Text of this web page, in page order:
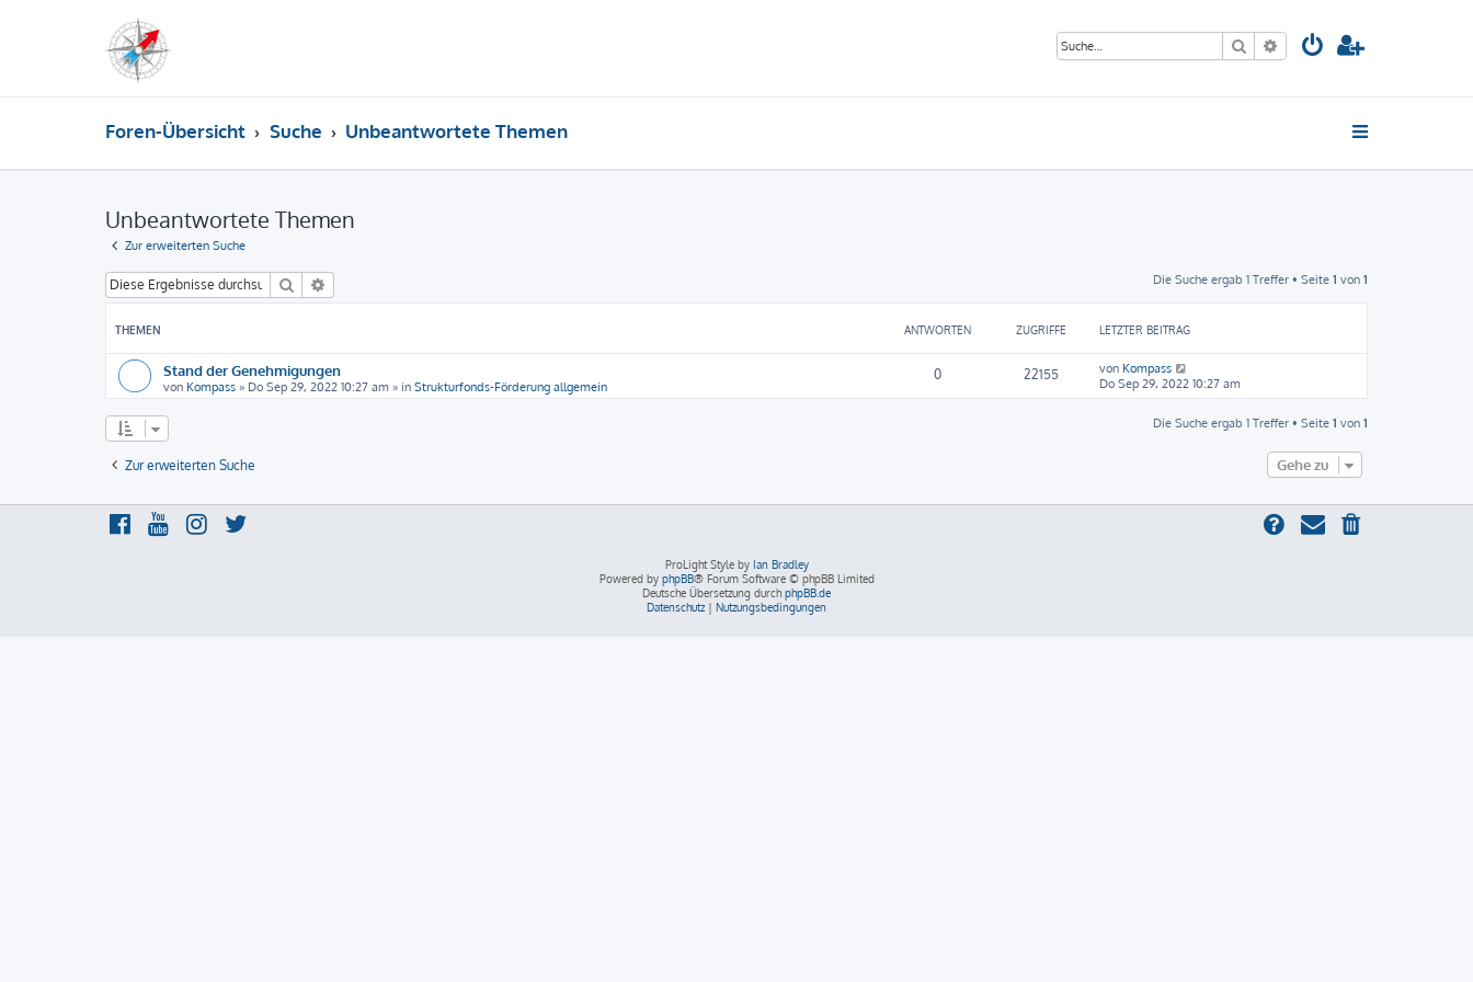
Suche Erweiterte Suche
Foren-Übersicht Suche Unbeantwortete Themen
Unbeantwortete Themen
Zur erweiterten Suche
Suche Die Suche ergab 1 Treffer • Seite 1 von 1
THEMEN ANTWORTEN ZUGRIFFE LETZTER BEITRAG
Stand der Genehmigungen
von Kompass » Do Sep 29, 2022 10:27 am » in Strukturfonds-Förderung allgemein
0 22155 von Kompass
Do Sep 29, 2022 10:27 am
Die Suche ergab 1 Treffer • Seite 1 von 1
Zur erweiterten Suche Gehe zu
ProLight Style by Ian Bradley
Powered by phpBB® Forum Software © phpBB Limited
Deutsche Übersetzung durch phpBB.de
Datenschutz | Nutzungsbedingungen